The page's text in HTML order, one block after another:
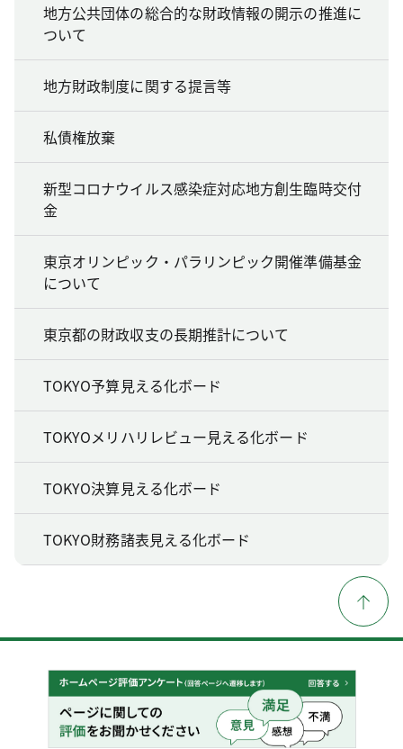
地方公共団体の総合的な財政情報の開示の推進に
ついて
地方財政制度に関する提言等
私債権放棄
新型コロナウイルス感染症対応地方創生臨時交付
金
東京オリンピック・パラリンピック開催準備基金
について
東京都の財政収支の長期推計について
TOKYO予算見える化ボード
TOKYOメリハリレビュー見える化ボード
TOKYO決算見える化ボード
TOKYO財務諸表見える化ボード